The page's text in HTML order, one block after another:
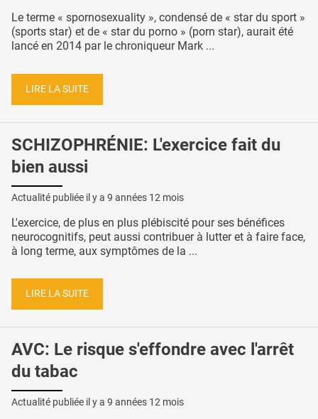
Le terme « spornosexuality », condensé de « star du sport »
(sports star) et de « star du porno » (porn star), aurait été
lancé en 2014 par le chroniqueur Mark ...
LIRE LA SUITE
SCHIZOPHRÉNIE: L'exercice fait du
bien aussi
Actualité publiée il y a 9 années 12 mois
L'exercice, de plus en plus plébiscité pour ses bénéfices
neurocognitifs, peut aussi contribuer à lutter et à faire face,
à long terme, aux symptômes de la ...
LIRE LA SUITE
AVC: Le risque s'effondre avec l'arrêt
du tabac
Actualité publiée il y a 9 années 12 mois